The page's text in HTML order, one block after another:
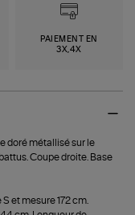
PAIEMENT EN
3X,4X
doré métallisé sur le
Coupe droite. Base
et mesure 172 cm.